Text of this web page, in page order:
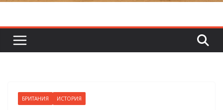
БРИТАНИЯ ИСТОРИЯ